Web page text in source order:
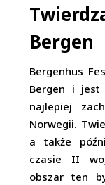
Bergen
Bergenhus
Bergen i jest
najlepiej
Norwegii.
a także
czasie II
obszar ten